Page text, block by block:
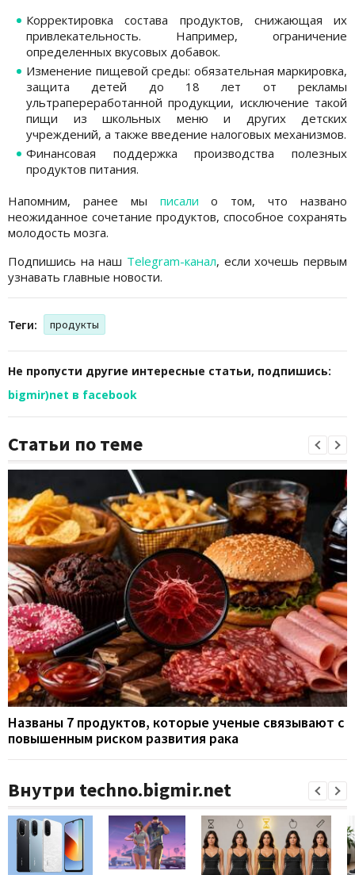
Корректировка состава продуктов, снижающая их
привлекательность. Например, ограничение
определенных вкусовых добавок.
Измeнeниe пищeвой срeды: обязательная маркировка,
защита детей до 18 лет от рекламы
ультрапереработанной продукции, исключение такой
пищи из школьных меню и других детских
учреждений, а также введeниe налоговых механизмов.
Финансовая поддержка производства полезных
продуктов питания.
Напомним, ранее мы писали о том, что названо
неожиданное сочетание продуктов, способное сохранять
молодость мозга.
Подпишись на наш Telegram-канал, если хочешь первым
узнавать главные новости.
Теги: продукты
Не пропусти другие интересные статьи, подпишись:
bigmir)net в facebook
Статьи по теме
Названы 7 продуктов, которые ученые связывают с
повышенным риском развития рака
Внутри techno.bigmir.net